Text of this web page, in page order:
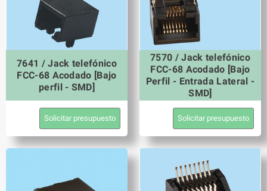
7641 / Jack telefónico
FCC-68 Acodado [Bajo
perfil - SMD]
Solicitar presupuesto
7570 / Jack telefónico
FCC-68 Acodado [Bajo
Perfil - Entrada Lateral -
SMD]
Solicitar presupuesto